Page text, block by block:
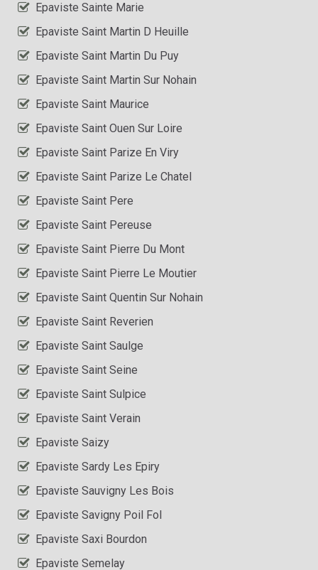
Epaviste Sainte Marie
Epaviste Saint Martin D Heuille
Epaviste Saint Martin Du Puy
Epaviste Saint Martin Sur Nohain
Epaviste Saint Maurice
Epaviste Saint Ouen Sur Loire
Epaviste Saint Parize En Viry
Epaviste Saint Parize Le Chatel
Epaviste Saint Pere
Epaviste Saint Pereuse
Epaviste Saint Pierre Du Mont
Epaviste Saint Pierre Le Moutier
Epaviste Saint Quentin Sur Nohain
Epaviste Saint Reverien
Epaviste Saint Saulge
Epaviste Saint Seine
Epaviste Saint Sulpice
Epaviste Saint Verain
Epaviste Saizy
Epaviste Sardy Les Epiry
Epaviste Sauvigny Les Bois
Epaviste Savigny Poil Fol
Epaviste Saxi Bourdon
Epaviste Semelay